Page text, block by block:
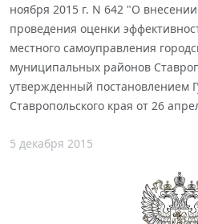
ноября 2015 г. N 642 "О
проведения оценки
местного самоуправления
муниципальных районов
утвержденный постановлением
Ставропольского края от 26
5 декабря 2015